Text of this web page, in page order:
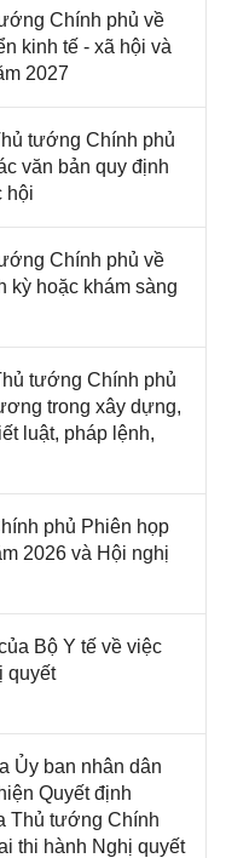
Chính phủ về
kinh tế - xã hội và
2027
tướng Chính phủ
văn bản quy định
hội
Chính phủ về
kỳ hoặc khám sàng
tướng Chính phủ
trong xây dựng,
luật, pháp lệnh,
phủ Phiên họp
2026 và Hội nghị
Bộ Y tế về việc
quyết
Ủy ban nhân dân
Quyết định
Thủ tướng Chính
thi hành Nghị quyết